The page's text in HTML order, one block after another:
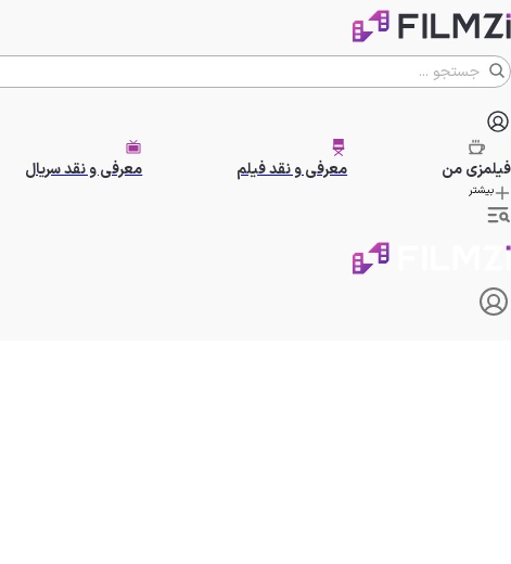
فیلمزیمن معرفی و نقد فیلم معرفی و نقد سریال
بیشتر